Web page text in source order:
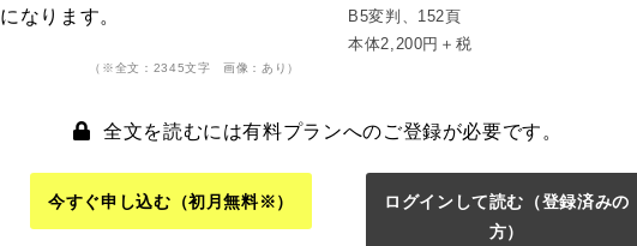
B5変判、152頁
本体2,200円＋税
になります。
（※全文：2345文字 画像：あり）
全文を読むには有料プランへのご登録が必要です。
今すぐ申し込む （初月無料※） ログインして読む （登録済みの
方）